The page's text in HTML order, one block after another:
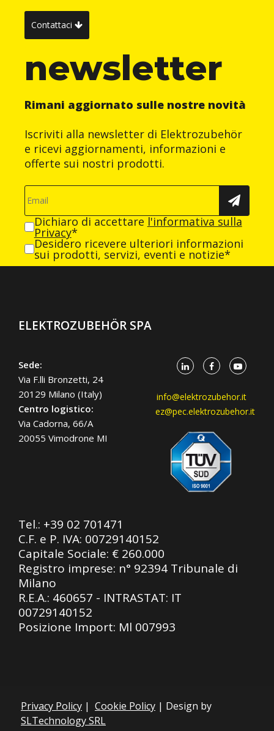
Contattaci
newsletter
Rimani aggiornato sulle nostre novità
Iscriviti alla newsletter di Elektrozubehör
e ricevi aggiornamenti, informazioni e
offerte sui nostri prodotti.
Dichiaro di accettare l'informativa sulla
Privacy*
Desidero ricevere ulteriori informazioni
sui prodotti, servizi, eventi e notizie*
ELEKTROZUBEHÖR SPA
Sede:
Via F.lli Bronzetti, 24
20129 Milano (Italy)
Centro logistico:
Via Cadorna, 66/A
20055 Vimodrone MI
info@elektrozubehor.it
ez@pec.elektrozubehor.it
Tel.: +39 02 701471
C.F. e P. IVA: 00729140152
Capitale Sociale: € 260.000
Registro imprese: n° 92394 Tribunale di
Milano
R.E.A.: 460657 - INTRASTAT: IT
00729140152
Posizione Import: Ml 007993
Privacy Policy | Cookie Policy | Design by
SLTechnology SRL